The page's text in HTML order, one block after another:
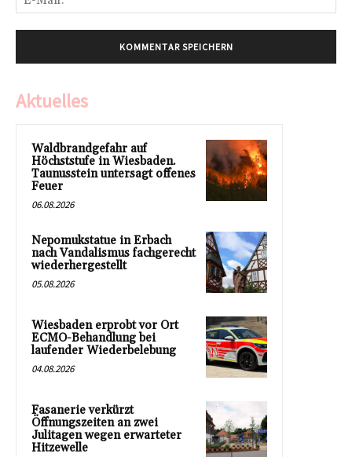
Aktuelles
Waldbrandgefahr auf
Höchststufe in Wiesbaden.
Taunusstein untersagt offenes
Feuer
06.08.2026
Nepomukstatue in Erbach
nach Vandalismus fachgerecht
wiederhergestellt
05.08.2026
Wiesbaden erprobt vor Ort
ECMO-Behandlung bei
laufender Wiederbelebung
04.08.2026
Fasanerie verkürzt
Öffnungszeiten an zwei
Julitagen wegen erwarteter
Hitzewelle